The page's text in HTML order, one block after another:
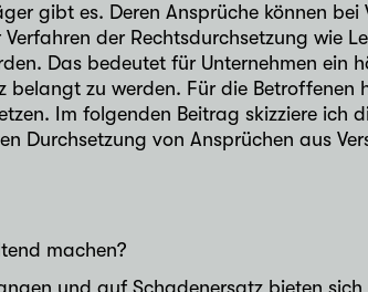
gibt es. Deren Ansprüche können
der Rechtsdurchsetzung wie
Das bedeutet für Unternehmen ein
belangt zu werden. Für die Betroffenen
Im folgenden Beitrag skizziere ich
Durchsetzung von Ansprüchen aus
machen?
und auf Schadenersatz bieten